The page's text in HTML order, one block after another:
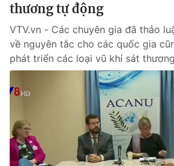
Phó Tổng Biên tập:Nguyễn Thị Mỹ Hạnh,
Nguyễn Trọng Ninh
Tổng đài VTV:024.38 355 931 - 024.38
Ðiện thoại Thời báo VTV: 024.66 897 897
Email:toasoan@vtv.vn
Liên hệ quảng cáo:
024-7300.7108
thương tự động
VTV.vn - Các chuyên gia đã thảo
về nguyên tắc cho các quốc gia
phát triển các loại vũ khí sát